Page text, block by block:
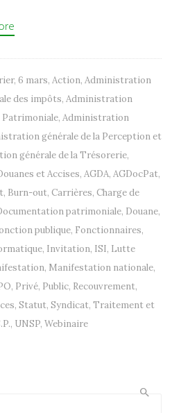
, 6 mars, Action, Administration
des impôts, Administration
Patrimoniale, Administration
générale de la Perception et
générale de la Trésorerie,
et Accises, AGDA, AGDocPat,
, Burn-out, Carrières, Charge de
patrimoniale, Douane,
publique, Fonctionnaires,
, Invitation, ISI, Lutte
, Manifestation nationale,
, Privé, Public, Recouvrement,
, Statut, Syndicat, Traitement et
, UNSP, Webinaire